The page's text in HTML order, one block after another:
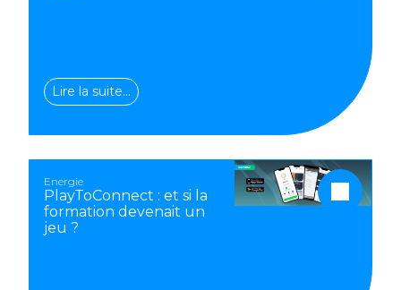
Lire la suite…
Energie
PlayToConnect : et si la
formation devenait un
jeu ?